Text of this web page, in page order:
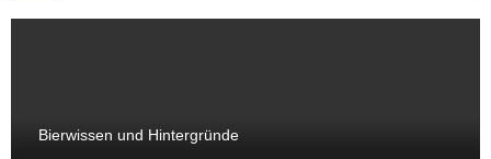
Bierwissen und Hintergründe